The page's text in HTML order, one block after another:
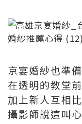
京宴婚紗也準
在透明的教堂
加上新人互相
攝影師說這叫